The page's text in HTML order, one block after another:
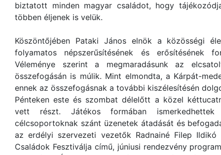
biztatott minden magyar családot, hogy
többen éljenek is velük.
Köszöntőjében Pataki János elnök a közösségi
folyamatos népszerűsítésének és erősítésének
Véleménye szerint a megmaradásunk az
összefogásán is múlik. Mint elmondta, a Kárpát-
ennek az összefogásnak a további kiszélesítésén
Pénteken este és szombat délelőtt a közel
vett részt. Játékos formában
célcsoportoknak szánt üzenetek átadását és
az erdélyi szervezeti vezetők Radnainé Filep
Családok Fesztiválja című, júniusi rendezvény